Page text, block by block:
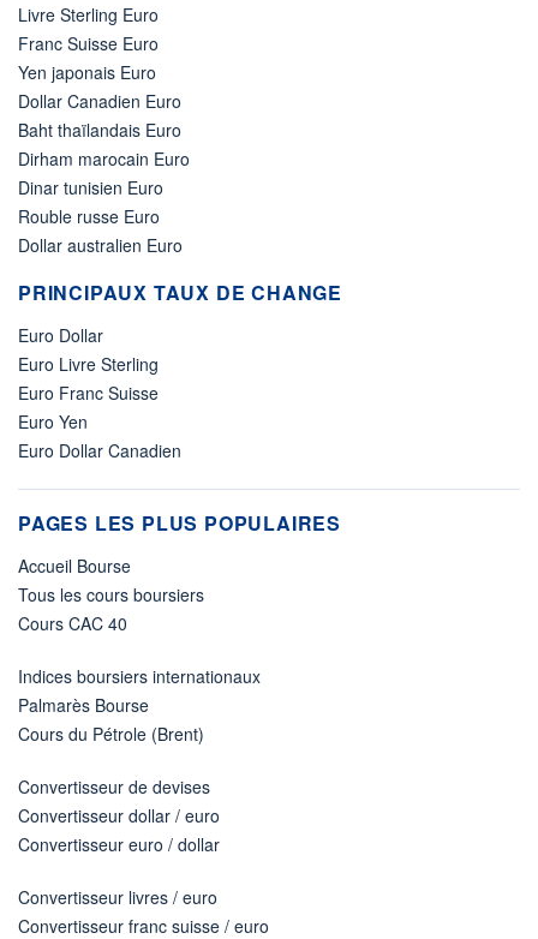
Livre Sterling Euro
Franc Suisse Euro
Yen japonais Euro
Dollar Canadien Euro
Baht thaïlandais Euro
Dirham marocain Euro
Dinar tunisien Euro
Rouble russe Euro
Dollar australien Euro
PRINCIPAUX TAUX DE CHANGE
Euro Dollar
Euro Livre Sterling
Euro Franc Suisse
Euro Yen
Euro Dollar Canadien
PAGES LES PLUS POPULAIRES
Accueil Bourse
Tous les cours boursiers
Cours CAC 40
Indices boursiers internationaux
Palmarès Bourse
Cours du Pétrole (Brent)
Convertisseur de devises
Convertisseur dollar / euro
Convertisseur euro / dollar
Convertisseur livres / euro
Convertisseur franc suisse / euro